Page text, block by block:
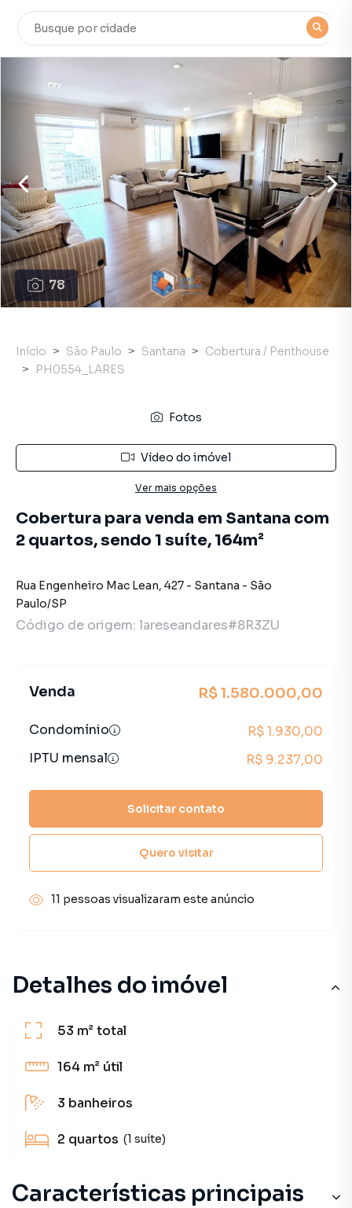
78
Detalhes do imóvel
53 m²total
164 m² útil
3 banheiros
2 quartos (1 suíte)
Características principais
Início São Paulo Santana
Cobertura / Penthouse
PH0554_LARES
Fotos
Vídeo do imóvel
Ver mais opções
Cobertura para venda em Santana com
2 quartos, sendo 1 suíte, 164m²
Rua Engenheiro Mac Lean, 427 - Santana - São
Paulo/SP
Código de origem: lareseandares#8R3ZU
Venda R$ 1.580.000,00
Condomínio
R$ 1.930,00
IPTU mensal
R$ 9.237,00
Solicitar contato
Quero visitar
11 pessoas visualizaram este anúncio